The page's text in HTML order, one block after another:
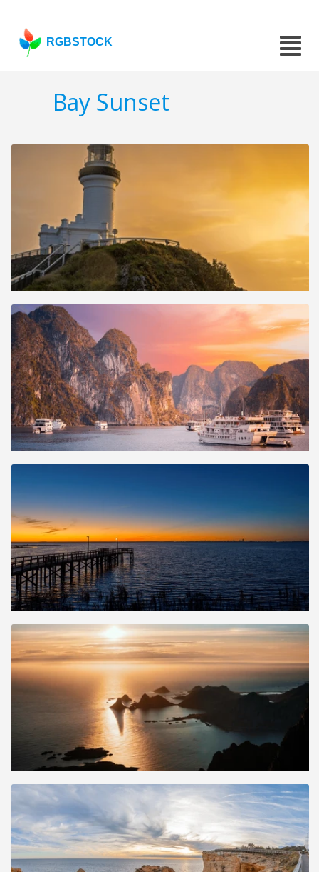
RGBSTOCK
Bay Sunset